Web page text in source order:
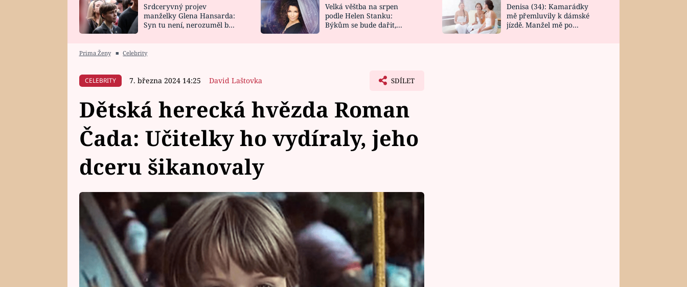
HOROSKOP NA
CELEBRITY
VAŘENÍ
NOVINKY
VIDEORECEPTY
DESIGN
Srdceryvný projev
manželky Glena Hansarda:
Syn tu není, nerozuměl by
Velká věštba na srpen
podle Helen Stanku:
Býkům se bude dařit,
Denisa (34): Kamarádky
mě přemluvily k dámské
jízdě. Manžel mě po
Prima Ženy ■ Celebrity
CELEBRITY 7. března 2024 14:25 David Laštovka SDÍLET
Dětská herecká hvězda Roman
Čada: Učitelky ho vydíraly, jeho
dceru šikanovaly